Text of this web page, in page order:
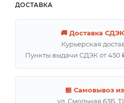
ДОСТАВКА
🚚 Доставка
Курьерская
Пункты выдачи СДЭК от 450
🏪 Самовывоз
ул. Смольная 63Б,